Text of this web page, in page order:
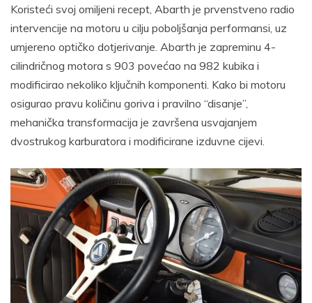
Koristeći svoj omiljeni recept, Abarth je prvenstveno radio
intervencije na motoru u cilju poboljšanja performansi, uz
umjereno optičko dotjerivanje. Abarth je zapreminu 4-
cilindričnog motora s 903 povećao na 982 kubika i
modificirao nekoliko ključnih komponenti. Kako bi motoru
osigurao pravu količinu goriva i pravilno “disanje”,
mehanička transformacija je završena usvajanjem
dvostrukog karburatora i modificirane izduvne cijevi.